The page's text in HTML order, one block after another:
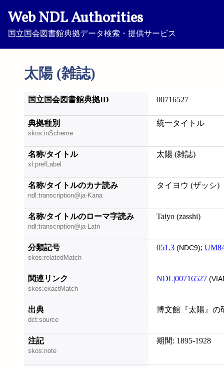
Web NDL Authorities
国立国会図書館典拠データ検索・提供サービス
太陽 (雑誌)
国立国会図書館典拠ID 00716527
典拠種別
skos:inScheme
統一タイトル
名称/タイトル
xl:prefLabel
太陽 (雑誌)
名称/タイトルのカナ読み
ndl:transcription@ja-Kana
タイヨウ (ザッシ)
名称/タイトルのローマ字読み
ndl:transcription@ja-Latn
Taiyo (zasshi)
分類記号
skos:relatedMatch
051.3 (NDC9);
関連リンク
skos:exactMatch
NDL|00716527
出典
dct:source
博文館『太陽』の
注記
skos:note
期間: 1895-1928